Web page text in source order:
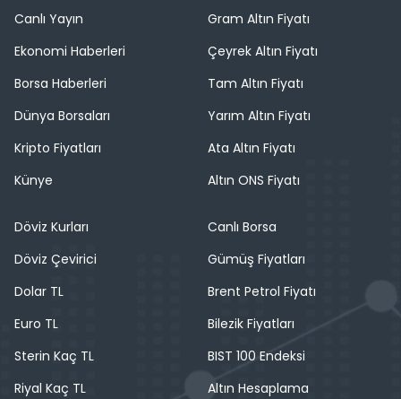
Canlı Yayın
Ekonomi Haberleri
Borsa Haberleri
Dünya Borsaları
Kripto Fiyatları
Künye
Gram Altın Fiyatı
Çeyrek Altın Fiyatı
Tam Altın Fiyatı
Yarım Altın Fiyatı
Ata Altın Fiyatı
Altın ONS Fiyatı
Döviz Kurları
Döviz Çevirici
Dolar TL
Euro TL
Sterin Kaç TL
Riyal Kaç TL
Canlı Borsa
Gümüş Fiyatları
Brent Petrol Fiyatı
Bilezik Fiyatları
BIST 100 Endeksi
Altın Hesaplama